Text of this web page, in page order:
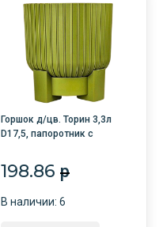
Горшок д/цв. Торин 3,3л
D17,5, папоротник с
198.86p
В наличии: 6